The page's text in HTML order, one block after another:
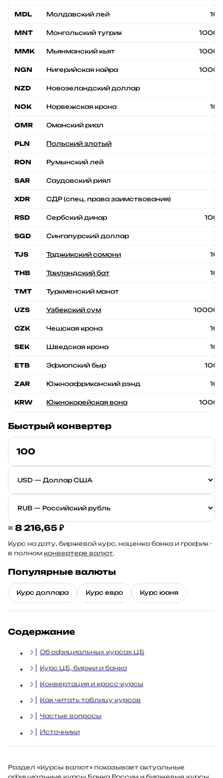
MDL Молдавский лей 10
MNT Монгольский тугрик 1000
MMK Мьянманский кьят 1000
NGN Нигерийская найра 1000
NZD Новозеландский доллар
NOK Норвежская крона 10
OMR Оманский риал
PLN Польский злотый
RON Румынский лей
SAR Саудовский риял
XDR СДР (спец. права заимствования)
RSD Сербский динар 100
SGD Сингапурский доллар
TJS Таджикский сомони 10
THB Таиландский бат 10
TMT Туркменский манат
UZS Узбекский сум 10000
CZK Чешская крона 10
SEK Шведская крона 10
ETB Эфиопский быр 100
ZAR Южноафриканский рэнд 10
KRW Южнокорейская вона 1000
Быстрый конвертер
= 8 216,65 ₽
Курс на дату, биржевой курс, наценка банка и график -
в полном конвертере валют.
Популярные валюты
Курс доллара Курс евро Курс юаня
Содержание
Об официальных курсах ЦБ
Курс ЦБ, биржи и банка
Конвертация и кросс-курсы
Как читать таблицу курсов
Частые вопросы
Источники
Раздел «Курсы валют» показывает актуальные